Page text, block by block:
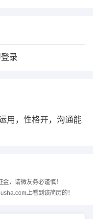
录
用，性格开，沟通能
，请微友务必谨慎！
上看到该简历的！